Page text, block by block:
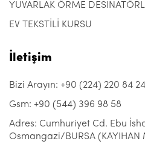
YUVARLAK ÖRME
EV TEKSTİLİ KURSU
İletişim
Bizi Arayın: +90 (224) 220 84 24
Gsm: +90 (544) 396 98 58
Adres: Cumhuriyet Cd. Ebu
Osmangazi/BURSA (KAYIHAN